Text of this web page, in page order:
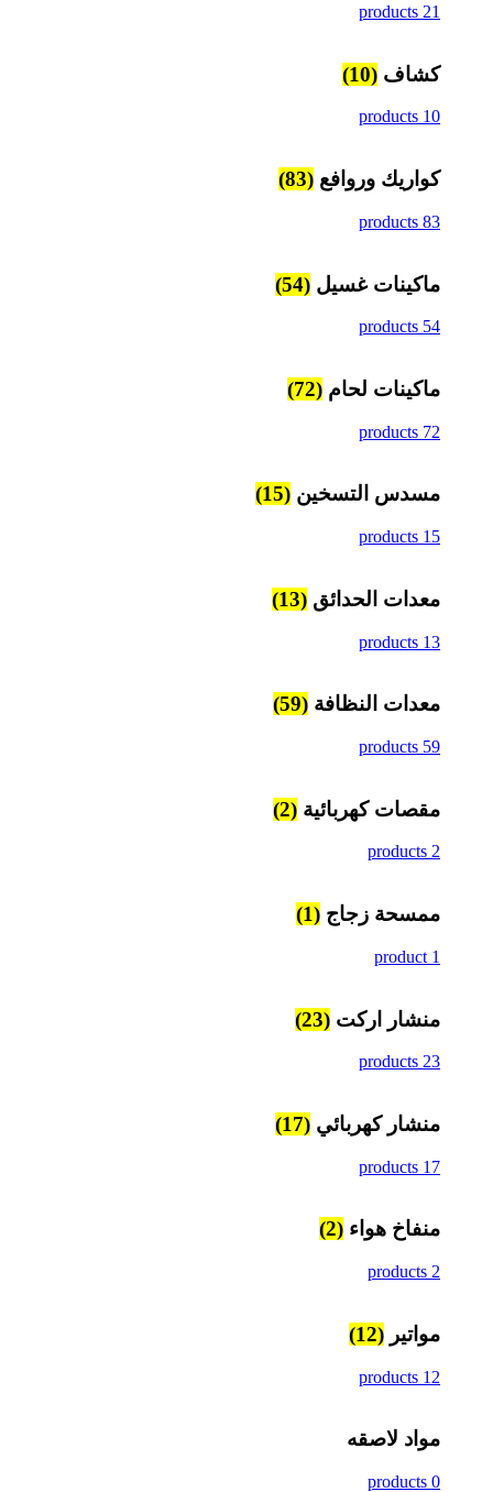
21 products
كشاف (10)
10 products
كواريك وروافع (83)
83 products
ماكينات غسيل (54)
54 products
ماكينات لحام (72)
72 products
مسدس التسخين (15)
15 products
معدات الحدائق (13)
13 products
معدات النظافة (59)
59 products
مقصات كهربائية (2)
2 products
ممسحة زجاج (1)
1 product
منشار اركت (23)
23 products
منشار كهربائي (17)
17 products
منفاخ هواء (2)
2 products
مواتير (12)
12 products
مواد لاصقه
0 products